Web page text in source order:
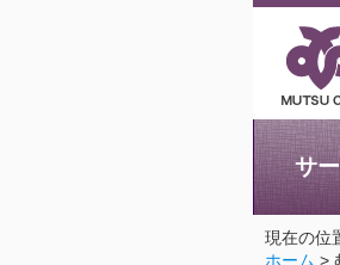
サ
現在の位
ホーム >